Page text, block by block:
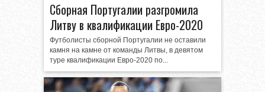
Сборная Португалии разгромила
Литву в квалификации Евро-2020
Футболисты сборной Португалии не оставили
камня на камне от команды Литвы, в девятом
туре квалификации Евро-2020 по...